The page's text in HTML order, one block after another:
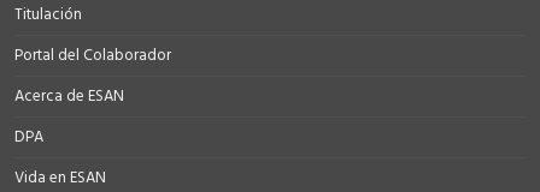
Titulación
Portal del Colaborador
Acerca de ESAN
DPA
Vida en ESAN